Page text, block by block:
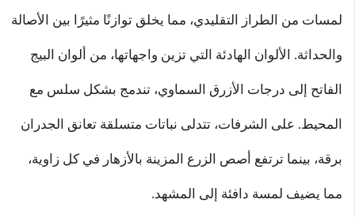
لمسات من الطراز التقليدي، مما يخلق توازنًا مثيرًا بين الأصالة
والحداثة. الألوان الهادئة التي تزين واجهاتها، من ألوان البيج
الفاتح إلى درجات الأزرق السماوي، تندمج بشكل سلس مع
المحيط. على الشرفات، تتدلى نباتات متسلقة تعانق الجدران
برقة، بينما ترتفع أصص الزرع المزينة بالأزهار في كل زاوية،
مما يضيف لمسة دافئة إلى المشهد.